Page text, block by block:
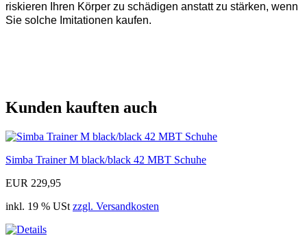
riskieren Ihren Körper zu schädigen anstatt zu stärken, wenn
Sie solche Imitationen kaufen.
Kunden kauften auch
Simba Trainer M black/black 42 MBT Schuhe
EUR 229,95
inkl. 19 % USt zzgl. Versandkosten